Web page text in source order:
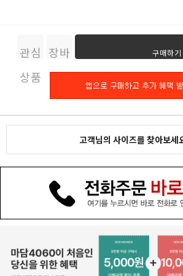
관심
상품
장바
구니
구매하기
고객님의 사이즈를 찾아보세